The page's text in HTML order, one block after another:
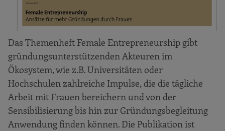
Das Themenheft Female Entrepreneurship gibt
gründungsunterstützenden Akteuren im
Ökosystem, wie z.B. Universitäten oder
Hochschulen zahlreiche Impulse, die die tägliche
Arbeit mit Frauen bereichern und von der
Sensibilisierung bis hin zur Gründungsbegleitung
Anwendung finden können. Die Publikation ist